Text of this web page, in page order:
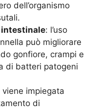
dell’organismo
intestinale: l’uso
può migliorare
gonfiore, crampi e
di batteri patogeni
impiegata
di